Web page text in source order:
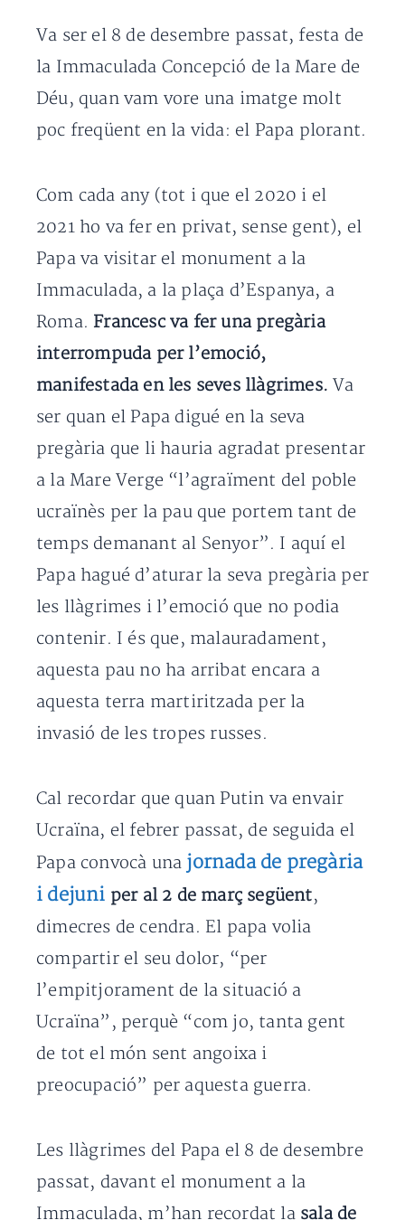
Va ser el 8 de desembre passat, festa de
la Immaculada Concepció de la Mare de
Déu, quan vam vore una imatge molt
poc freqüent en la vida: el Papa plorant.
Com cada any (tot i que el 2020 i el
2021 ho va fer en privat, sense gent), el
Papa va visitar el monument a la
Immaculada, a la plaça d’Espanya, a
Roma. Francesc va fer una pregària
interrompuda per l’emoció,
manifestada en les seves llàgrimes. Va
ser quan el Papa digué en la seva
pregària que li hauria agradat presentar
a la Mare Verge “l’agraïment del poble
ucraïnès per la pau que portem tant de
temps demanant al Senyor”. I aquí el
Papa hagué d’aturar la seva pregària per
les llàgrimes i l’emoció que no podia
contenir. I és que, malauradament,
aquesta pau no ha arribat encara a
aquesta terra martiritzada per la
invasió de les tropes russes.
Cal recordar que quan Putin va envair
Ucraïna, el febrer passat, de seguida el
Papa convocà una jornada de pregària
i dejuni per al 2 de març següent,
dimecres de cendra. El papa volia
compartir el seu dolor, “per
l’empitjorament de la situació a
Ucraïna”, perquè “com jo, tanta gent
de tot el món sent angoixa i
preocupació” per aquesta guerra.
Les llàgrimes del Papa el 8 de desembre
passat, davant el monument a la
Immaculada, m’han recordat la sala de